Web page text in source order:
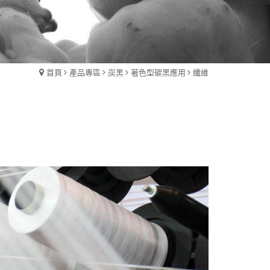
首頁 產品專區 炭黑 著色型碳黑應用 纖維